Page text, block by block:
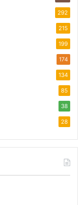
292
215
199
174
134
85
38
28